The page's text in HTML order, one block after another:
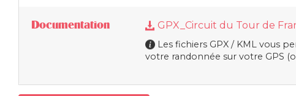
Documentation GPX_Circuit du Tour de
Les fichiers GPX / KML vous
votre randonnée sur votre GPS